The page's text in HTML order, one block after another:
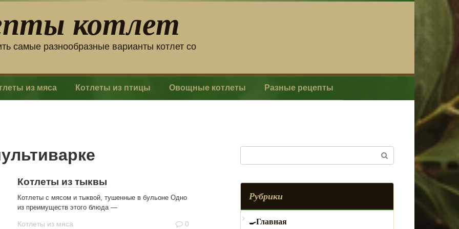
котлет
самые разнообразные варианты котлет со
из мяса Котлеты из птицы Овощные котлеты Разные рецепты
Котлеты из тыквы
Котлеты с мясом и тыквой, тушенные в бульоне Одно
из преимуществ этого блюда —
Котлеты из мяса 0
Рубрики
Главная